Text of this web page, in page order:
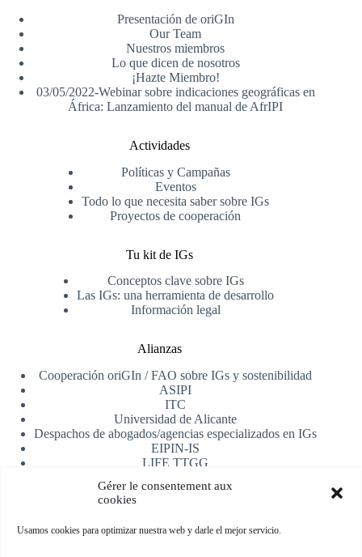
Gérer le consentement aux
cookies
Usamos cookies para optimizar nuestra web y darle el mejor servicio.
Presentación de oriGIn
Our Team
Nuestros miembros
Lo que dicen de nosotros
¡Hazte Miembro!
03/05/2022-Webinar sobre indicaciones geográficas en
África: Lanzamiento del manual de AfrIPI
Actividades
Políticas y Campañas
Eventos
Todo lo que necesita saber sobre IGs
Proyectos de cooperación
Tu kit de IGs
Conceptos clave sobre IGs
Las IGs: una herramienta de desarrollo
Información legal
Alianzas
Cooperación oriGIn / FAO sobre IGs y sostenibilidad
ASIPI
ITC
Universidad de Alicante
Despachos de abogados/agencias especializados en IGs
EIPIN-IS
LIFE TTGG